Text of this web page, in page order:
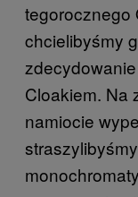
tegorocznego
chcielibyśmy
Cloakiem. Na
namiocie